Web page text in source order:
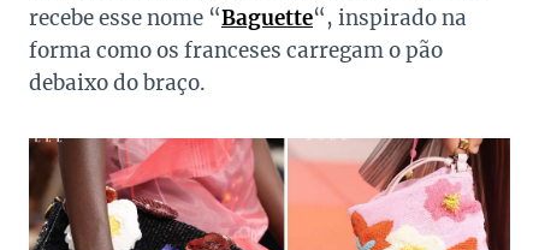
recebe esse nome “Baguette“, inspirado na
forma como os franceses carregam o pão
debaixo do braço.